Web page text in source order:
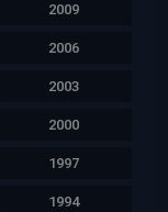
2009
2006
2003
2000
1997
1994